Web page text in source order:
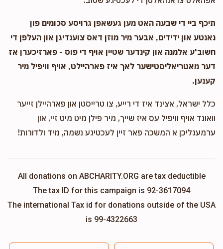
תיכף ביי די שבעה האט מען געשאפן גרויסע סכומים פון
נאנטע און ידידים, אבער מיר מוזן דאס צוענדיגן און העלפן די
חשוב'ע אלמנה און קינדער שטיין אויף די פוס - פארזיכערן אז
דער מאטריאליסטישער לאך איז פארהיילט, אויף וויפיל מיר
קענען.
כלל ישראל, אצינד איז די רייע, צו טרייסטן און פארהיילן זייער
וואונד אויף וויפיל עס איז שייך, מיר פילן מיט מיט זיי, און
ערמעגליכן א המשכה פאר זיין לעכטיגע נשמה, מיד ולדורות!
All donations on ABCHARITY.ORG are tax deductible
The tax ID for this campaign is 92-3617094
The international Tax id for donations outside of the USA
is 99-4322663